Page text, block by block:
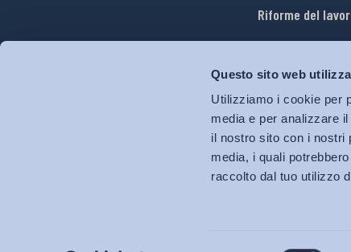
Questo sito web
Utilizziamo i cookie per
media e per analizzare
il nostro sito con i nostri
media, i quali
raccolto dal tuo utilizzo
Riforme del
Mercato del
Relazioni
Salute e sicurezza
Welfare